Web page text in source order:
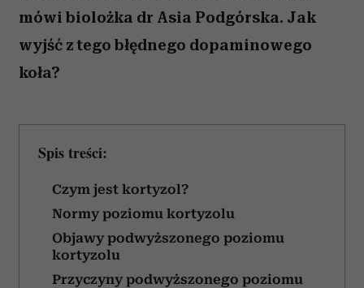
mówi biolożka dr Asia Podgórska. Jak
wyjść z tego błędnego dopaminowego
koła?
Spis treści:
Czym jest kortyzol?
Normy poziomu kortyzolu
Objawy podwyższonego poziomu
kortyzolu
Przyczyny podwyższonego poziomu